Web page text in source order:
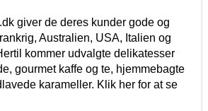
giver de deres kunder gode og
Australien, USA, Italien og
kommer udvalgte delikatesser
gourmet kaffe og te, hjemmebagte
karameller. Klik her for at se